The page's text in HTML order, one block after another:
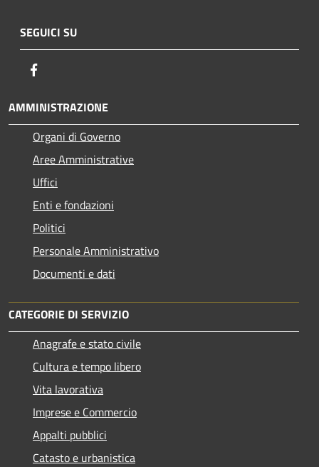
SEGUICI SU
AMMINISTRAZIONE
Organi di Governo
Aree Amministrative
Uffici
Enti e fondazioni
Politici
Personale Amministrativo
Documenti e dati
CATEGORIE DI SERVIZIO
Anagrafe e stato civile
Cultura e tempo libero
Vita lavorativa
Imprese e Commercio
Appalti pubblici
Catasto e urbanistica